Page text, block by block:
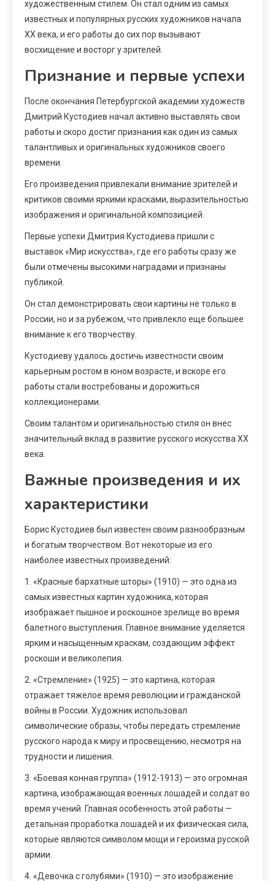
художественным стилем. Он стал одним из самых
известных и популярных русских художников начала
XX века, и его работы до сих пор вызывают
восхищение и восторг у зрителей.
Признание и первые успехи
После окончания Петербургской академии художеств
Дмитрий Кустодиев начал активно выставлять свои
работы и скоро достиг признания как один из самых
талантливых и оригинальных художников своего
времени.
Его произведения привлекали внимание зрителей и
критиков своими яркими красками, выразительностью
изображения и оригинальной композицией.
Первые успехи Дмитрия Кустодиева пришли с
выставок «Мир искусства», где его работы сразу же
были отмечены высокими наградами и признаны
публикой.
Он стал демонстрировать свои картины не только в
России, но и за рубежом, что привлекло еще большее
внимание к его творчеству.
Кустодиеву удалось достичь известности своим
карьерным ростом в юном возрасте, и вскоре его
работы стали востребованы и дорожиться
коллекционерами.
Своим талантом и оригинальностью стиля он внес
значительный вклад в развитие русского искусства XX
века.
Важные произведения и их
характеристики
Борис Кустодиев был известен своим разнообразным
и богатым творчеством. Вот некоторые из его
наиболее известных произведений:
1. «Красные бархатные шторы» (1910) — это одна из
самых известных картин художника, которая
изображает пышное и роскошное зрелище во время
балетного выступления. Главное внимание уделяется
ярким и насыщенным краскам, создающим эффект
роскоши и великолепия.
2. «Стремление» (1925) — это картина, которая
отражает тяжелое время революции и гражданской
войны в России. Художник использовал
символические образы, чтобы передать стремление
русского народа к миру и просвещению, несмотря на
трудности и лишения.
3. «Боевая конная группа» (1912-1913) — это огромная
картина, изображающая военных лошадей и солдат во
время учений. Главная особенность этой работы —
детальная проработка лошадей и их физическая сила,
которые являются символом мощи и героизма русской
армии.
4. «Девочка с голубями» (1910) — это изображение